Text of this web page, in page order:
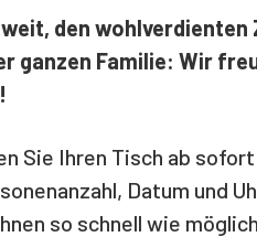
den
ganzen Familie: Wir
Sie Ihren Tisch ab sofort
Datum und
so schnell wie